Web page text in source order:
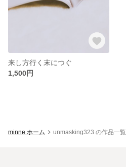
来し方行く末につぐ
1,500円
minne ホーム unmasking323 の作品一覧